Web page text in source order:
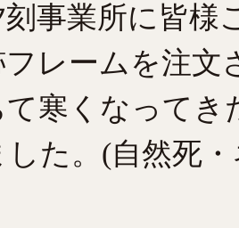
事業所に皆様
フレームを注文
て寒くなって
た。(自然死